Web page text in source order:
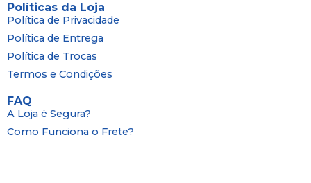
Políticas da Loja
Política de Privacidade
Política de Entrega
Política de Trocas
Termos e Condições
FAQ
A Loja é Segura?
Como Funciona o Frete?